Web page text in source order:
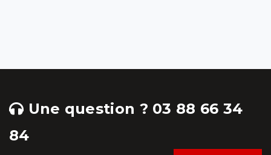
Une question ? 03 88 66 34
84